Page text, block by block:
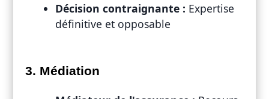
Décision contraignante : Expertise
définitive et opposable
3. Médiation